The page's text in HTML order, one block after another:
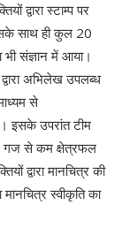
द्वारा स्टाम्प पर
साथ ही कुल 20
भी संज्ञान में आया।
अभिलेख उपलब्ध
से
इसके उपरांत टीम
गज से कम क्षेत्रफल
द्वारा मानचित्र की
मानचित्र स्वीकृति का